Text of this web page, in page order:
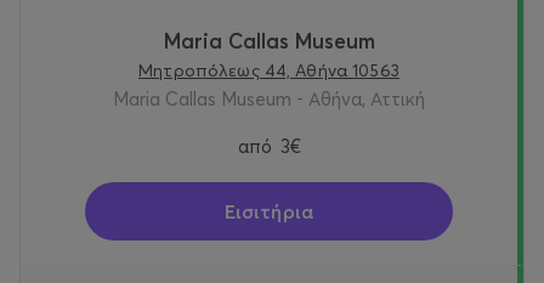
Maria Callas Museum
Μητροπόλεως 44, Αθήνα 10563
Maria Callas Museum - Αθήνα, Αττική
από 3€
Εισιτήρια